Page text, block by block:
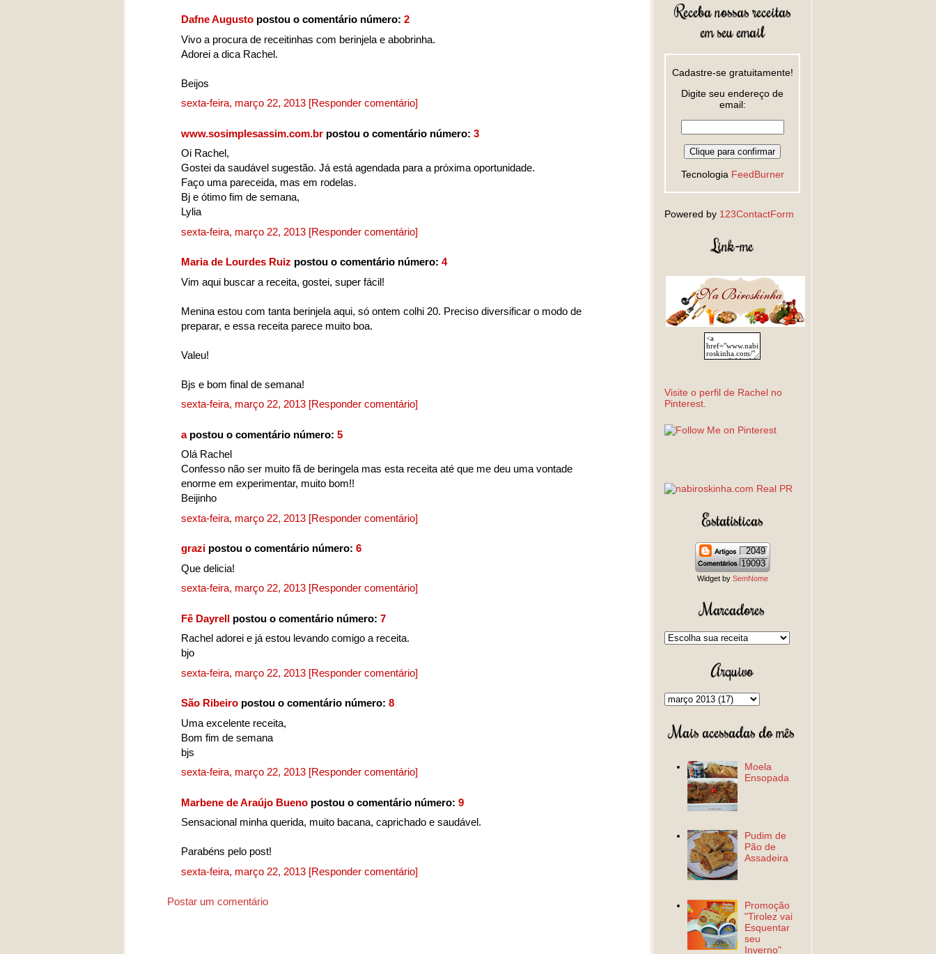
Dafne Augusto postou o comentário número: 2
Vivo a procura de receitinhas com berinjela e abobrinha.
Adorei a dica Rachel.
Beijos
sexta-feira, março 22, 2013 [Responder comentário]
www.sosimplesassim.com.br postou o comentário número: 3
Oi Rachel,
Gostei da saudável sugestão. Já está agendada para a próxima oportunidade.
Faço uma pareceida, mas em rodelas.
Bj e ótimo fim de semana,
Lylia
sexta-feira, março 22, 2013 [Responder comentário]
Maria de Lourdes Ruiz postou o comentário número: 4
Vim aqui buscar a receita, gostei, super fácil!
Menina estou com tanta berinjela aqui, só ontem colhi 20. Preciso diversificar o modo de
preparar, e essa receita parece muito boa.
Valeu!
Bjs e bom final de semana!
sexta-feira, março 22, 2013 [Responder comentário]
apostou o comentário número: 5
Olá Rachel
Confesso não ser muito fã de beringela mas esta receita até que me deu uma vontade
enorme em experimentar, muito bom!!
Beijinho
sexta-feira, março 22, 2013 [Responder comentário]
grazi postou o comentário número: 6
Que delicia!
sexta-feira, março 22, 2013 [Responder comentário]
Fê Dayrell postou o comentário número: 7
Rachel adorei e já estou levando comigo a receita.
bjo
sexta-feira, março 22, 2013 [Responder comentário]
São Ribeiro postou o comentário número: 8
Uma excelente receita,
Bom fim de semana
bjs
sexta-feira, março 22, 2013 [Responder comentário]
Marbene de Araújo Bueno postou o comentário número: 9
Sensacional minha querida, muito bacana, caprichado e saudável.
Parabéns pelo post!
sexta-feira, março 22, 2013 [Responder comentário]
Postar um comentário
Receba nossas receitas
em seu email
Cadastre-se gratuitamente!
Digite seu endereço de
email:
Tecnologia FeedBurner
Powered by 123ContactForm
Link-me
Visite o perfil de Rachel no
Pinterest.
Estatísticas
2049
19093
Widget by SemNome
Marcadores
Arquivo
Mais acessadas do mês
Moela
Ensopada
Pudim de
Pão de
Assadeira
Promoção
"Tirolez vai
Esquentar
seu
Inverno"